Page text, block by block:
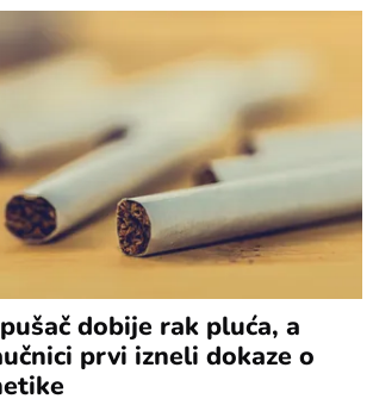
dobije rak pluća, a
prvi izneli dokaze o